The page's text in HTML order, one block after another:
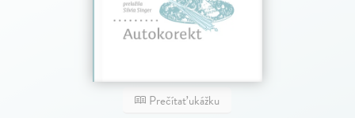
Prečítať ukážku